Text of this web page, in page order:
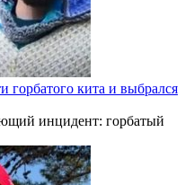
горбатого кита и выбрался
инцидент: горбатый